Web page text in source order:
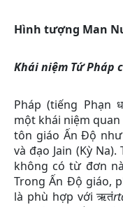
Hình tượng Man
Khái niệm Tứ Pháp
Pháp (tiếng Phạn
một khái niệm
tôn giáo Ấn Độ
và đạo Jain (Kỳ
không có từ đơn
Trong Ấn Độ giáo,
là phù hợp với ऋतं